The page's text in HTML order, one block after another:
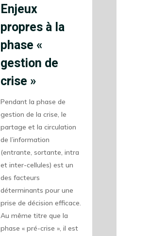
Enjeux
propres à la
phase «
gestion de
crise »
Pendant la phase de
gestion de la crise, le
partage et la circulation
de l’information
(entrante, sortante, intra
et inter-cellules) est un
des facteurs
déterminants pour une
prise de décision efficace.
Au même titre que la
phase « pré-crise », il est